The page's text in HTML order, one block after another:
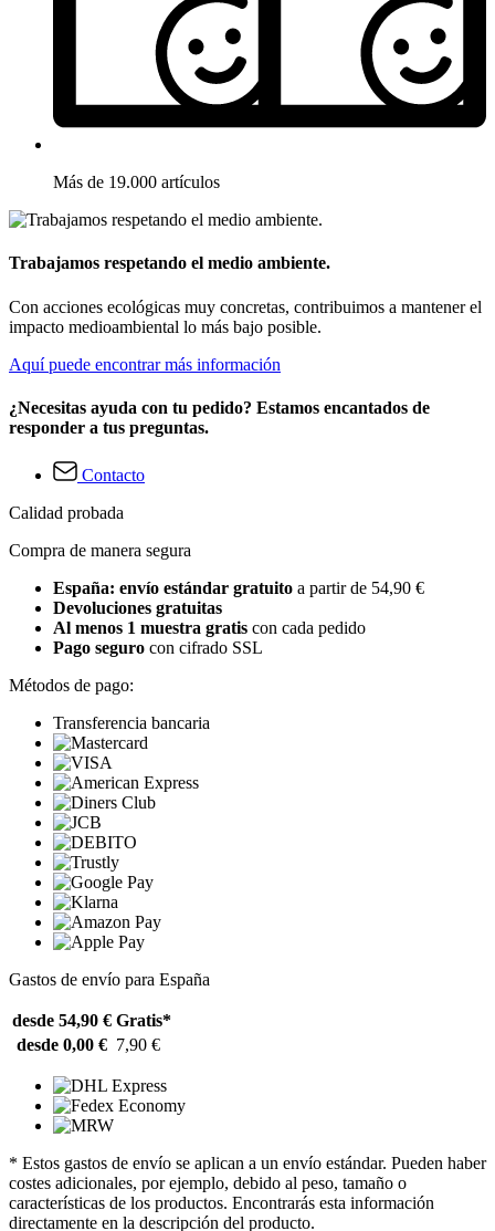
Más de 19.000 artículos
Trabajamos respetando el medio ambiente.
Con acciones ecológicas muy concretas, contribuimos a mantener el
impacto medioambiental lo más bajo posible.
Aquí puede encontrar más información
¿Necesitas ayuda con tu pedido? Estamos encantados de
responder a tus preguntas.
Contacto
Calidad probada
Compra de manera segura
España: envío estándar gratuito a partir de 54,90 €
Devoluciones gratuitas
Al menos 1 muestra gratis con cada pedido
Pago seguro con cifrado SSL
Métodos de pago:
Transferencia bancaria
Gastos de envío para España
desde 54,90 € Gratis*
desde 0,00 € 7,90 €
* Estos gastos de envío se aplican a un envío estándar. Pueden haber
costes adicionales, por ejemplo, debido al peso, tamaño o
características de los productos. Encontrarás esta información
directamente en la descripción del producto.